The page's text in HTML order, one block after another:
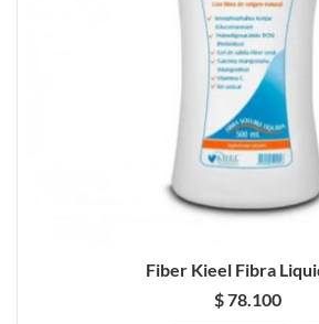
Fiber Kieel Fibra
$ 78.100